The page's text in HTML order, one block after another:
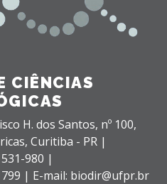
CIÊNCIAS
H. dos Santos, nº 100,
Curitiba - PR |
980 |
| E-mail: biodir@ufpr.br